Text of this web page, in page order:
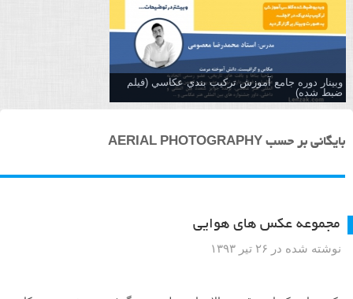
وبینار دوره جامع آموزش تركيب بندي عكاسي (فیلم
ضبط شده)
بایگانی بر حسب AERIAL PHOTOGRAPHY
مجموعه عکس های هوایی
نوشته شده در ۲۶ تیر ۱۳۹۳